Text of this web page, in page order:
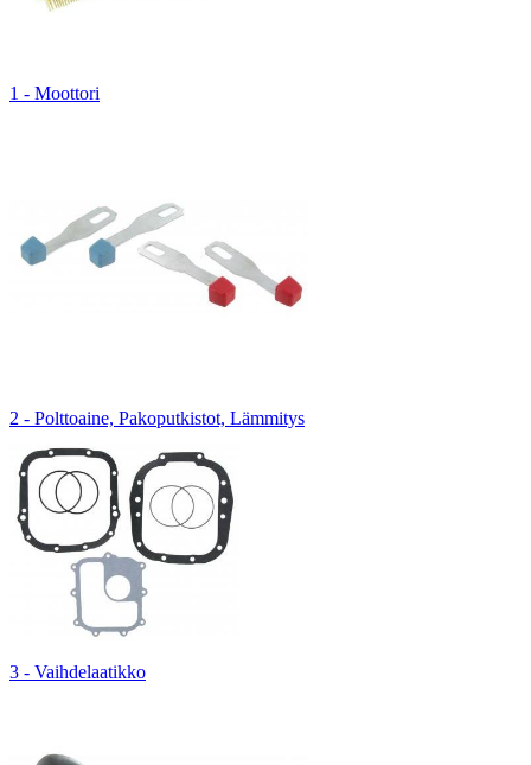
1 - Moottori
2 - Polttoaine, Pakoputkistot, Lämmitys
3 - Vaihdelaatikko